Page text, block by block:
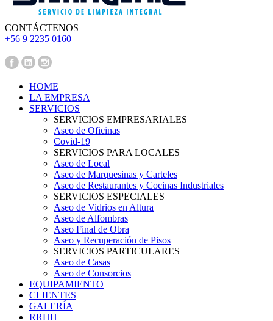
CONTÁCTENOS
‪+56 9 2235 0160‬
HOME
LA EMPRESA
SERVICIOS
SERVICIOS EMPRESARIALES
Aseo de Oficinas
Covid-19
SERVICIOS PARA LOCALES
Aseo de Local
Aseo de Marquesinas y Carteles
Aseo de Restaurantes y Cocinas Industriales
SERVICIOS ESPECIALES
Aseo de Vidrios en Altura
Aseo de Alfombras
Aseo Final de Obra
Aseo y Recuperación de Pisos
SERVICIOS PARTICULARES
Aseo de Casas
Aseo de Consorcios
EQUIPAMIENTO
CLIENTES
GALERÍA
RRHH